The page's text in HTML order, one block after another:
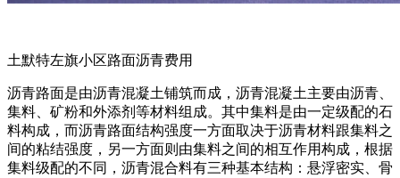
土默特左旗小区路面沥青费用
沥青路面是由沥青混凝土铺筑而成，沥青混凝土主要由沥青、
集料、矿粉和外添剂等材料组成。其中集料是由一定级配的石
料构成，而沥青路面结构强度一方面取决于沥青材料跟集料之
间的粘结强度，另一方面则由集料之间的相互作用构成，根据
集料级配的不同，沥青混合料有三种基本结构：悬浮密实、骨